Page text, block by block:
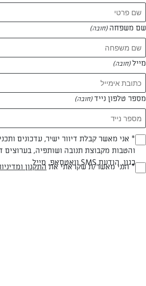
המתכונים של
0 מתכונים
המאמרים של שירן אמבום
0 מאמרים
שם משפחה (חובה)
מייל(חובה)
מספר טלפון נייד(חובה)
(חובה)* אני מאשר קבלת דיוור ישיר, עדכונים
והטבות מקבוצת תנובה ושותפיה, בערוצים
כגון, הודעת SMS וואטסאפ, מייל(חובה)* הנני מאשר/ת שקראתי את התקנון